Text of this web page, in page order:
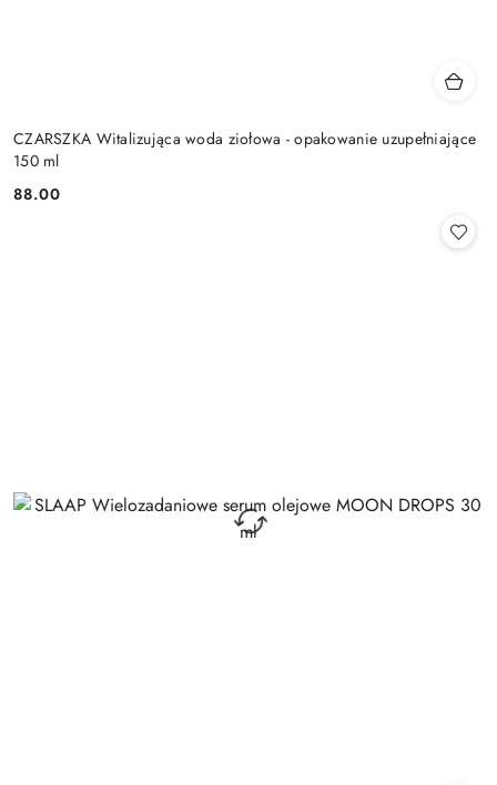
CZARSZKA Witalizująca woda ziołowa - opakowanie uzupełniające
150 ml
Cena:
88.00